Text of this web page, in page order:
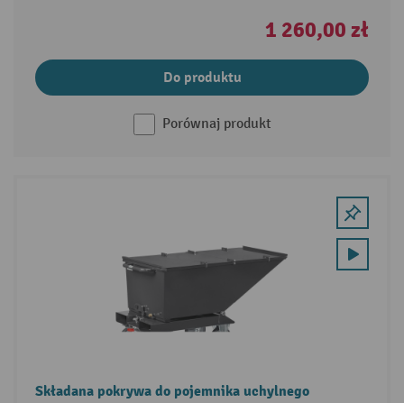
1 260,00 zł
Do produktu
Porównaj produkt
Składana pokrywa do pojemnika uchylnego